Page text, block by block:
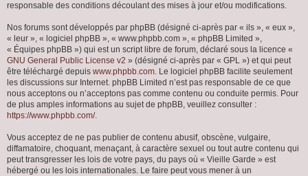
responsable des conditions découlant des mises à jour et/ou modifications.
Nos forums sont développés par phpBB (désigné ci-après par « ils », « eux »,
« leur », « logiciel phpBB », « www.phpbb.com », « phpBB Limited »,
« Équipes phpBB ») qui est un script libre de forum, déclaré sous la licence «
GNU General Public License v2 » (désigné ci-après par « GPL ») et qui peut
être téléchargé depuis www.phpbb.com. Le logiciel phpBB facilite seulement
les discussions sur Internet. phpBB Limited n’est pas responsable de ce que
nous acceptons ou n’acceptons pas comme contenu ou conduite permis. Pour
de plus amples informations au sujet de phpBB, veuillez consulter :
https://www.phpbb.com/.
Vous acceptez de ne pas publier de contenu abusif, obscène, vulgaire,
diffamatoire, choquant, menaçant, à caractère sexuel ou tout autre contenu qui
peut transgresser les lois de votre pays, du pays où « Vieille Garde » est
hébergé ou les lois internationales. Le faire peut vous mener à un